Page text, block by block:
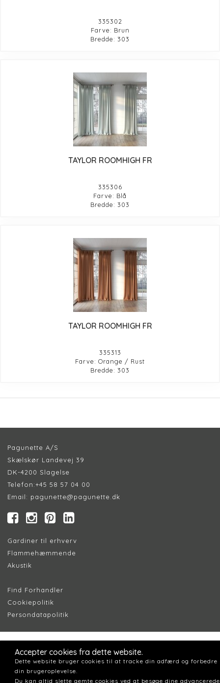
335302
Farve: Brun
Bredde: 303
TAYLOR ROOMHIGH FR
335306
Farve: Blå
Bredde: 303
TAYLOR ROOMHIGH FR
335313
Farve: Orange / Rust
Bredde: 303
Pagunette A/S
Skælskør Landevej 39
DK-4200 Slagelse
Telefon:+45 58 57 04 00
Email: pagunette@pagunette.dk
Gardiner til erhverv
Flammehæmmende
Akustik
Find Forhandler
Cookiepolitik
Persondatapolitik
Accepter cookies fra dette website.
Dette website bruger cookies til at tracke din adfærd og forbedre
din brugeroplevelse.
Du kan altid slette gemte cookies ved at besøge dine advancerede